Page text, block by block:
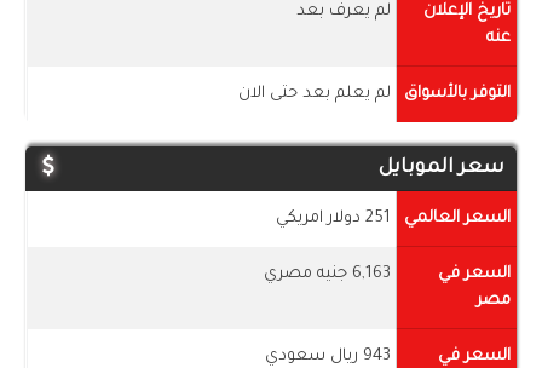
تاريخ الإعلان
عنه
لم يعرف بعد
التوفر بالأسواق لم يعلم بعد حتى الان
سعر الموبايل
السعر العالمي 251 دولار امريكي
السعر في
مصر
6,163 جنيه مصري
السعر في 943 ريال سعودي